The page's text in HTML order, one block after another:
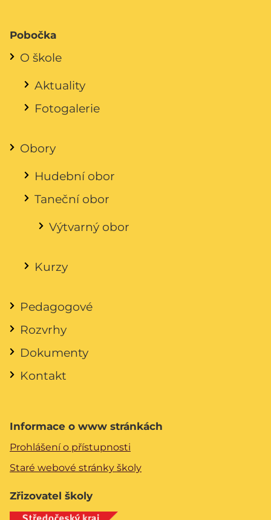
Pobočka
O škole
Aktuality
Fotogalerie
Obory
Hudební obor
Taneční obor
Výtvarný obor
Kurzy
Pedagogové
Rozvrhy
Dokumenty
Kontakt
Informace o www stránkách
Prohlášení o přístupnosti
Staré webové stránky školy
Zřizovatel školy